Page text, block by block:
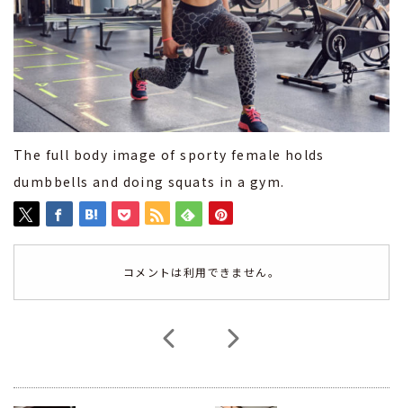
The full body image of sporty female holds
dumbbells and doing squats in a gym.
コメントは利用できません。